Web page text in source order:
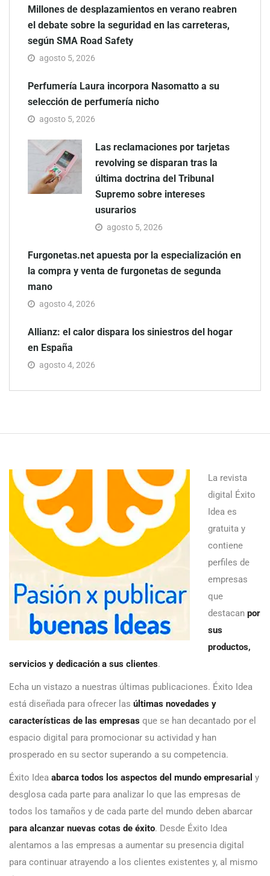
Millones de desplazamientos en verano reabren
el debate sobre la seguridad en las carreteras,
según SMA Road Safety
agosto 5, 2026
Perfumería Laura incorpora Nasomatto a su
selección de perfumería nicho
agosto 5, 2026
Las reclamaciones por tarjetas
revolving se disparan tras la
última doctrina del Tribunal
Supremo sobre intereses
usurarios
agosto 5, 2026
Furgonetas.net apuesta por la especialización en
la compra y venta de furgonetas de segunda
mano
agosto 4, 2026
Allianz: el calor dispara los siniestros del hogar
en España
agosto 4, 2026
La revista
digital Éxito
Idea es
gratuita y
contiene
perfiles de
empresas
que
destacan por
sus
productos,
servicios y dedicación a sus clientes.
Echa un vistazo a nuestras últimas publicaciones. Éxito Idea
está diseñada para ofrecer las últimas novedades y
características de las empresas que se han decantado por el
espacio digital para promocionar su actividad y han
prosperado en su sector superando a su competencia.
Éxito Idea abarca todos los aspectos del mundo empresarial y
desglosa cada parte para analizar lo que las empresas de
todos los tamaños y de cada parte del mundo deben abarcar
para alcanzar nuevas cotas de éxito. Desde Éxito Idea
alentamos a las empresas a aumentar su presencia digital
para continuar atrayendo a los clientes existentes y, al mismo